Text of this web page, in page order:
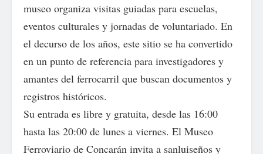
museo organiza visitas guiadas para escuelas,
eventos culturales y jornadas de voluntariado. En
el decurso de los años, este sitio se ha convertido
en un punto de referencia para investigadores y
amantes del ferrocarril que buscan documentos y
registros históricos.
Su entrada es libre y gratuita, desde las 16:00
hasta las 20:00 de lunes a viernes. El Museo
Ferroviario de Concarán invita a sanluiseños y